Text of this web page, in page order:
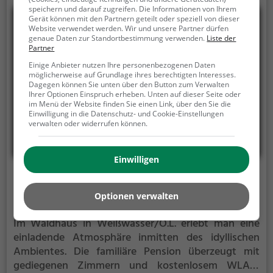
Geschmackserlebnisse zu entdecken.
Waldhaus
Waldhausstraße 118, 02943 Weißwasser/O.L.
Im Waldhaus in Weißwasser/O.L. erlebt man eine
einladende Atmosphäre inmitten des idyllischen
Ambientes. Die familiäre Pension überzeugt mit
gediegenen Zimmern und kostenlosem WLAN,
speichern und darauf zugreifen. Die Informationen von Ihrem
Gerät können mit den Partnern geteilt oder speziell von dieser
Website verwendet werden. Wir und unsere Partner dürfen
genaue Daten zur Standortbestimmung verwenden. Liste der
Partner
Einige Anbieter nutzen Ihre personenbezogenen Daten
möglicherweise auf Grundlage ihres berechtigten Interesses.
Dagegen können Sie unten über den Button zum Verwalten
Ihrer Optionen Einspruch erheben. Unten auf dieser Seite oder
im Menü der Website finden Sie einen Link, über den Sie die
Einwilligung in die Datenschutz- und Cookie-Einstellungen
verwalten oder widerrufen können.
Einwilligen
Optionen verwalten